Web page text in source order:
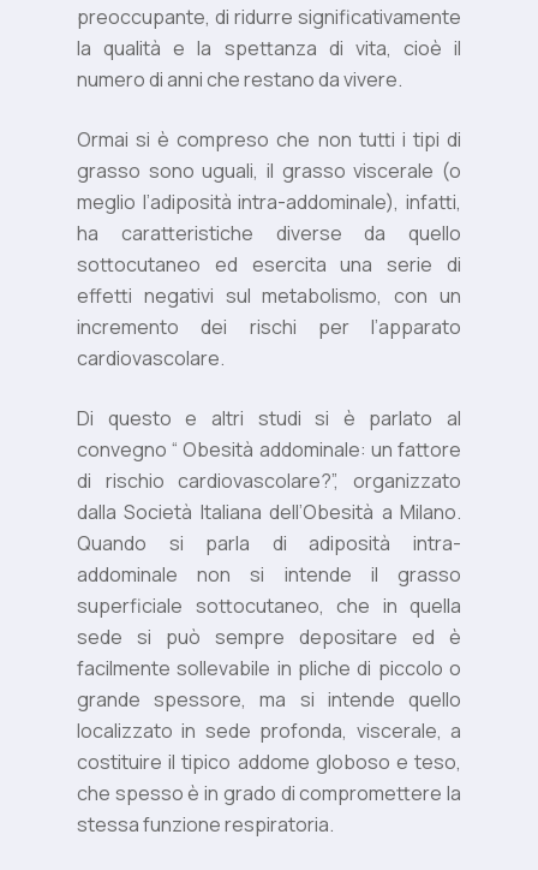
preoccupante, di ridurre significativamente
la qualità e la spettanza di vita, cioè il
numero di anni che restano da vivere.
Ormai si è compreso che non tutti i tipi di
grasso sono uguali, il grasso viscerale (o
meglio l’adiposità intra-addominale), infatti,
ha caratteristiche diverse da quello
sottocutaneo ed esercita una serie di
effetti negativi sul metabolismo, con un
incremento dei rischi per l’apparato
cardiovascolare.
Di questo e altri studi si è parlato al
convegno “ Obesità addominale: un fattore
di rischio cardiovascolare?”, organizzato
dalla Società Italiana dell’Obesità a Milano.
Quando si parla di adiposità intra-
addominale non si intende il grasso
superficiale sottocutaneo, che in quella
sede si può sempre depositare ed è
facilmente sollevabile in pliche di piccolo o
grande spessore, ma si intende quello
localizzato in sede profonda, viscerale, a
costituire il tipico addome globoso e teso,
che spesso è in grado di compromettere la
stessa funzione respiratoria.